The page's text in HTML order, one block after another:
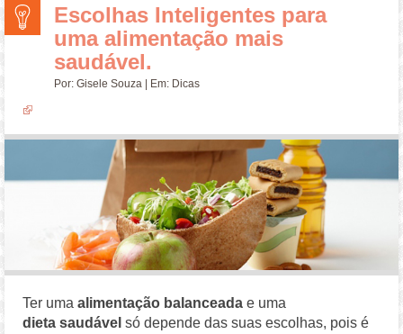
Escolhas Inteligentes para
uma alimentação mais
saudável.
Por:Gisele Souza | Em: Dicas
Ter uma alimentação balanceada e uma
dieta saudávelsó depende das suas escolhas, pois é